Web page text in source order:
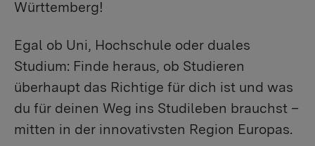
Württemberg!
Egal ob Uni, Hochschule oder duales
Studium: Finde heraus, ob Studieren
überhaupt das Richtige für dich ist und was
du für deinen Weg ins Studileben brauchst –
mitten in der innovativsten Region Europas.